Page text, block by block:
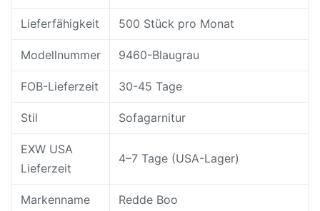
Lieferfähigkeit 500 Stück pro Monat
Modellnummer 9460-Blaugrau
FOB-Lieferzeit 30-45 Tage
Stil Sofagarnitur
EXW USA
Lieferzeit
4–7 Tage (USA-Lager)
Markenname Redde Boo